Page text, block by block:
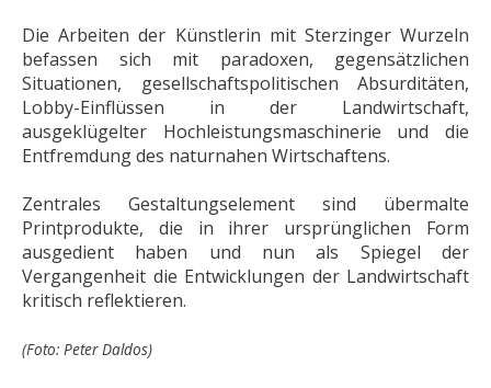
Die Arbeiten der Künstlerin mit Sterzinger Wurzeln
befassen sich mit paradoxen, gegensätzlichen
Situationen, gesellschaftspolitischen Absurditäten,
Lobby-Einflüssen in der Landwirtschaft,
ausgeklügelter Hochleistungsmaschinerie und die
Entfremdung des naturnahen Wirtschaftens.
Zentrales Gestaltungselement sind übermalte
Printprodukte, die in ihrer ursprünglichen Form
ausgedient haben und nun als Spiegel der
Vergangenheit die Entwicklungen der Landwirtschaft
kritisch reflektieren.
(Foto: Peter Daldos)